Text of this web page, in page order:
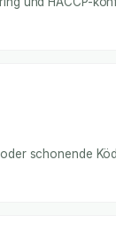
oder schonende